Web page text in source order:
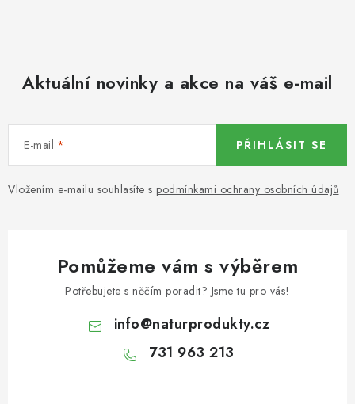
DÁRKOVÉ POUKAZY
OŘECHY NATURAL / MANDLE
OŘECHY NATURAL / KEŠU OŘECHY / KEŠU OŘECHY
CELÉ NATURAL
OŘECHY NATURAL / PODZEMNICE (ARAŠÍDY) /
PODZEMNICE OLEJNÁ BLANŠÍROVANÁ
Aktuální novinky a akce na váš e-mail
E-mail
Vložením e-mailu souhlasíte s podmínkami ochrany osobních údajů
PŘIHLÁSIT SE
Pomůžeme vám s výběrem
Potřebujete s něčím poradit? Jsme tu pro vás!
info@naturprodukty.cz
731 963 213